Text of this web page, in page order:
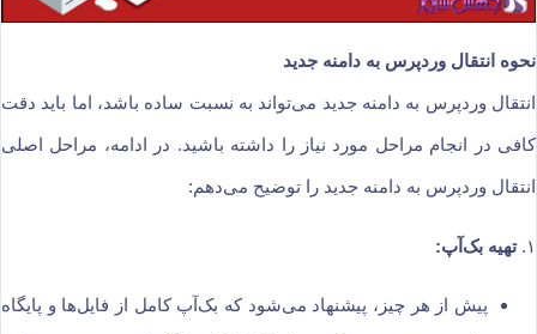
نحوه انتقال وردپرس به دامنه جدید
انتقال وردپرس به دامنه جدید می‌تواند به نسبت ساده باشد، اما باید دقت
کافی در انجام مراحل مورد نیاز را داشته باشید. در ادامه، مراحل اصلی
انتقال وردپرس به دامنه جدید را توضیح می‌دهم:
۱. تهیه بک‌آپ:
پیش از هر چیز، پیشنهاد می‌شود که بک‌آپ کامل از فایل‌ها و پایگاه